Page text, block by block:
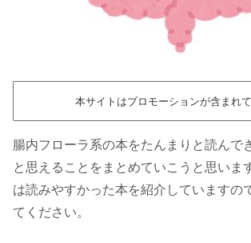
本サイトはプロモーションが含まれ
腸内フローラ系の本をたんまりと読んで
と思えることをまとめていこうと思いま
は読みやすかった本を紹介していますの
てください。